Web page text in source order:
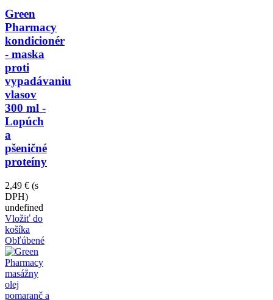
Green
Pharmacy
kondicionér
- maska
proti
vypadávaniu
vlasov
300 ml -
Lopúch
a
pšeničné
proteíny
2,49 € (s
DPH)
undefined
Vložiť do
košíka
Obľúbené